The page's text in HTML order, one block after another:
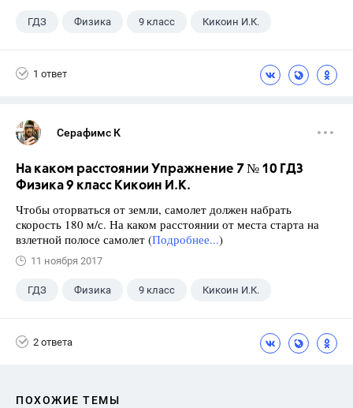
ГДЗ Физика 9 класс Кикоин И.К.
1 ответ
Серафимс К
На каком расстоянии Упражнение 7 № 10 ГДЗ
Физика 9 класс Кикоин И.К.
Чтобы оторваться от земли, самолет должен набрать
скорость 180 м/с. На каком расстоянии от места старта на
взлетной полосе самолет (Подробнее...)
11 ноября 2017
ГДЗ Физика 9 класс Кикоин И.К.
2 ответа
ПОХОЖИЕ ТЕМЫ